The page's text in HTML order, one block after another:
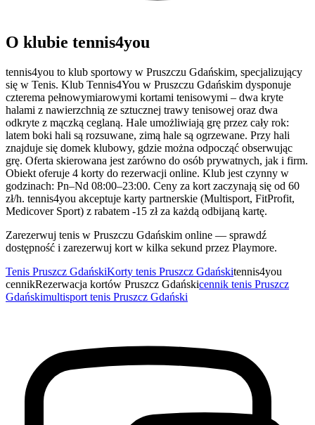
O klubie tennis4you
tennis4you to klub sportowy w Pruszczu Gdańskim, specjalizujący
się w Tenis. Klub Tennis4You w Pruszczu Gdańskim dysponuje
czterema pełnowymiarowymi kortami tenisowymi – dwa kryte
halami z nawierzchnią ze sztucznej trawy tenisowej oraz dwa
odkryte z mączką ceglaną. Hale umożliwiają grę przez cały rok:
latem boki hali są rozsuwane, zimą hale są ogrzewane. Przy hali
znajduje się domek klubowy, gdzie można odpocząć obserwując
grę. Oferta skierowana jest zarówno do osób prywatnych, jak i firm.
Obiekt oferuje 4 korty do rezerwacji online. Klub jest czynny w
godzinach: Pn–Nd 08:00–23:00. Ceny za kort zaczynają się od 60
zł/h. tennis4you akceptuje karty partnerskie (Multisport, FitProfit,
Medicover Sport) z rabatem -15 zł za każdą odbijaną kartę.
Zarezerwuj tenis w Pruszczu Gdańskim online — sprawdź
dostępność i zarezerwuj kort w kilka sekund przez Playmore.
Tenis Pruszcz GdańskiKorty tenis Pruszcz Gdańskitennis4you
cennikRezerwacja kortów Pruszcz Gdańskicennik tenis Pruszcz
Gdańskimultisport tenis Pruszcz Gdański